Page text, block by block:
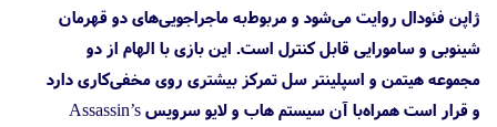
ژاپن فئودال روایت می‌شود و مربوط‌به ماجراجویی‌های دو قهرمان
شینوبی و سامورایی قابل کنترل است. این بازی با الهام از دو
مجموعه هیتمن و اسپلینتر سل تمرکز بیشتری روی مخفی‌کاری دارد
و قرار است همراه‌با آن سیستم هاب و لایو سرویس Assassin’s